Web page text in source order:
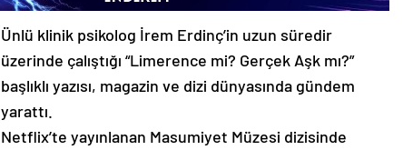
Ünlü klinik psikolog İrem Erdinç’in uzun süredir
üzerinde çalıştığı “Limerence mi? Gerçek Aşk mı?”
başlıklı yazısı, magazin ve dizi dünyasında gündem
yarattı.
Netflix’te yayınlanan Masumiyet Müzesi dizisinde